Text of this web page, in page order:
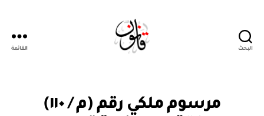
البحث القائمة
التصنيفات
مرسوم ملكي رقم (م / ١١٠)